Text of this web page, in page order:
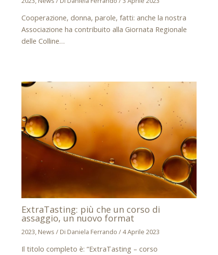
Cooperazione, donna, parole, fatti: anche la nostra
Associazione ha contribuito alla Giornata Regionale
delle Colline…
ExtraTasting: più che un corso di
assaggio, un nuovo format
2023, News / Di Daniela Ferrando/4 Aprile 2023
Il titolo completo è: “ExtraTasting – corso